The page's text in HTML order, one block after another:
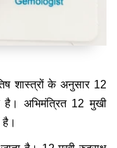
शास्त्रों के अनुसार 12
है। अभिमंत्रित 12 मुखी
है।